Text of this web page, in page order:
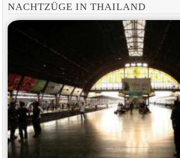
NACHTZÜGE IN THAILAND